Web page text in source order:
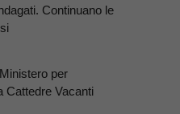
Continuano le
per
Cattedre Vacanti